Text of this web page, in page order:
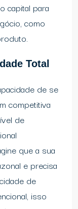
capital para
como
Total
de se
competitiva
de
que a sua
e precisa
de
isso